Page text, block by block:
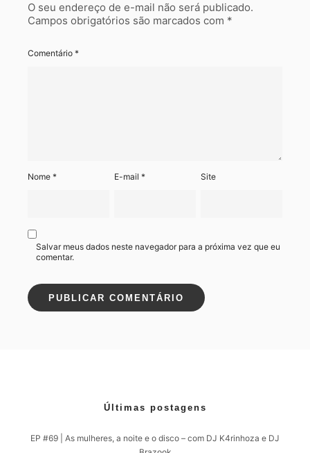
O seu endereço de e-mail não será publicado.
Campos obrigatórios são marcados com *
Comentário *
Nome * E-mail* Site
Salvar meus dados neste navegador para a próxima vez que eu
comentar.
Últimas postagens
EP #69 | As mulheres, a noite e o disco – com DJ K4rinhoza e DJ